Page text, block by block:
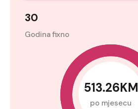
30
Godina fixno
513.26KM
po mjesecu